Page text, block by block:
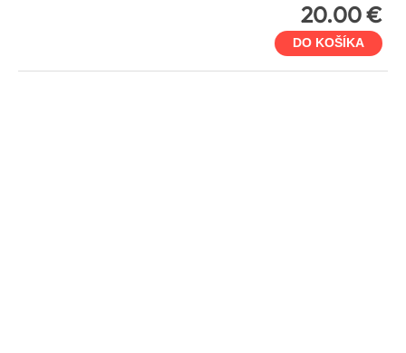
20.00 €
DO KOŠÍKA